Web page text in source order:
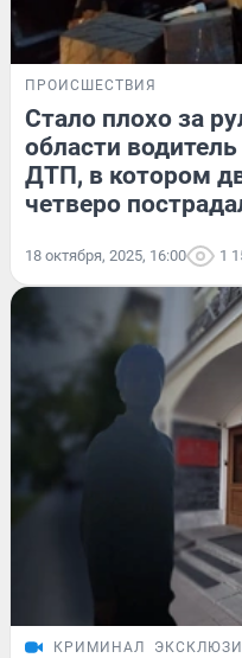
ПРОИСШЕСТВИЯ
Стало плохо за
области
ДТП, в котором
четверо
18 октября, 2025, 16:00 1
КРИМИНАЛ